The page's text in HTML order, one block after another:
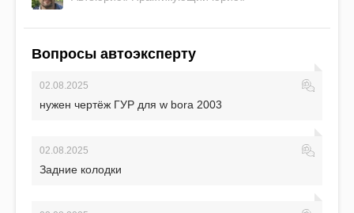
Вопросы автоэксперту
02.08.2025
нужен чертёж ГУР для w bora 2003
02.08.2025
Задние колодки